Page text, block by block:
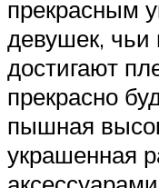
прекрасным
девушек, чьи
достигают
прекрасно
пышная
украшенная